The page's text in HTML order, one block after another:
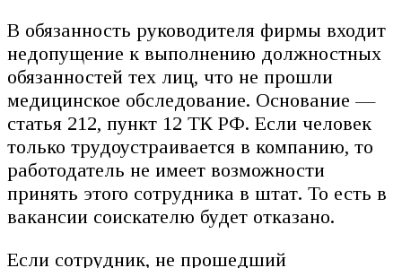
В обязанность руководителя фирмы входит
недопущение к выполнению должностных
обязанностей тех лиц, что не прошли
медицинское обследование. Основание —
статья 212, пункт 12 ТК РФ. Если человек
только трудоустраивается в компанию, то
работодатель не имеет возможности
принять этого сотрудника в штат. То есть в
вакансии соискателю будет отказано.
Если сотрудник, не прошедший